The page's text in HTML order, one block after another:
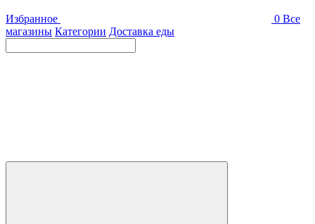
Избранное 0 Все
магазины Категории Доставка еды